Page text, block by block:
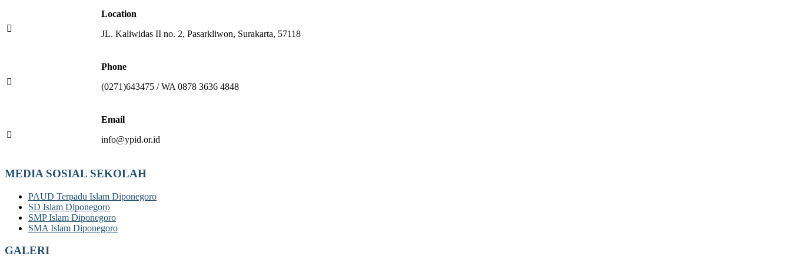
Location
JL. Kaliwidas II no. 2, Pasarkliwon, Surakarta, 57118
Phone
(0271)643475 / WA 0878 3636 4848
Email
info@ypid.or.id
MEDIA SOSIAL SEKOLAH
PAUD Terpadu Islam Diponegoro
SD Islam Diponegoro
SMP Islam Diponegoro
SMA Islam Diponegoro
GALERI